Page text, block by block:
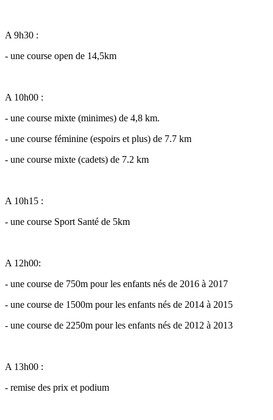
A 9h30 :
- une course open de 14,5km
A 10h00 :
- une course mixte (minimes) de 4,8 km.
- une course féminine (espoirs et plus) de 7.7 km
- une course mixte (cadets) de 7.2 km
A 10h15 :
- une course Sport Santé de 5km
A 12h00:
- une course de 750m pour les enfants nés de 2016 à 2017
- une course de 1500m pour les enfants nés de 2014 à 2015
- une course de 2250m pour les enfants nés de 2012 à 2013
A 13h00 :
- remise des prix et podium